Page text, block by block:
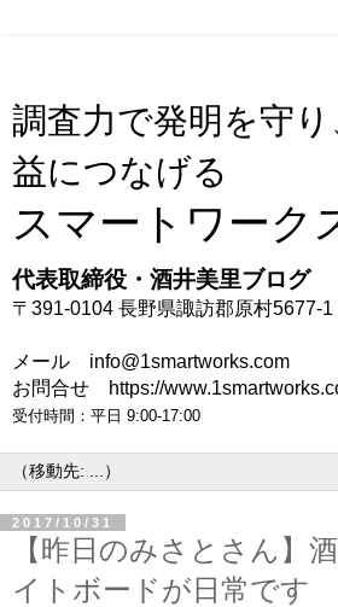
調査力で発明を守
益につなげる
スマートワーク
代表取締役・酒井美里ブログ
〒391-0104 長野県諏訪郡原村5677-
メール info@1smartworks.com
お問合せ https://
受付時間：平日 9:00-17:00
2017/10/31
【昨日のみさとさん】
イトボードが日常です